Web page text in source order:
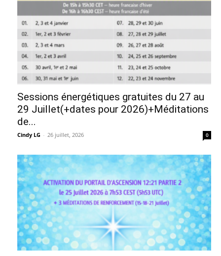
Sessions énergétiques gratuites du 27 au
29 Juillet(+dates pour 2026)+Méditations
de...
Cindy LG - 26 juillet, 2026 0